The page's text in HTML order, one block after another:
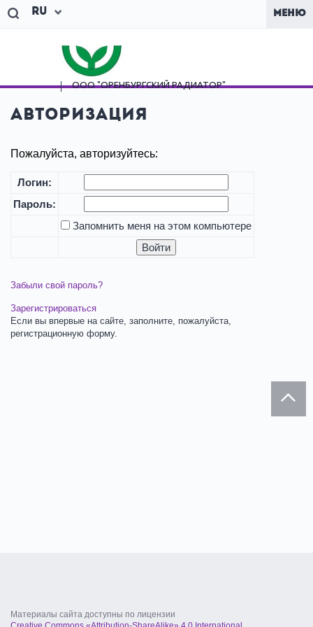
Ru МЕНЮ
ООО "ОРЕНБУРГСКИЙРАДИАТОР"
Авторизация
Пожалуйста, авторизуйтесь:
Логин:
Пароль:
Запомнить меня на этом компьютере
Забыли свой пароль?
Зарегистрироваться
Если вы впервые на сайте, заполните, пожалуйста,
регистрационную форму.
Материалы сайта доступны по лицензии